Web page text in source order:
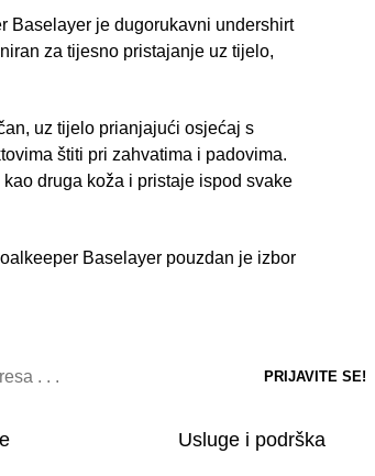
Baselayer je dugorukavni undershirt
za tijesno pristajanje uz tijelo,
uz tijelo prianjajući osjećaj s
štiti pri zahvatima i padovima.
druga koža i pristaje ispod svake
Baselayer pouzdan je izbor
Usluge i podrška